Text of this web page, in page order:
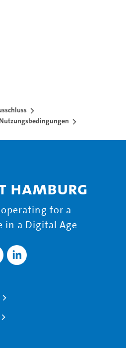
Nutzungsbedingungen
Hamburg
for a
in a Digital Age